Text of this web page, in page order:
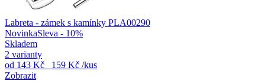
Labreta - zámek s kamínky PLA00290
NovinkaSleva - 10%
Skladem
2 varianty
od 143 Kč 159 Kč /kus
Zobrazit